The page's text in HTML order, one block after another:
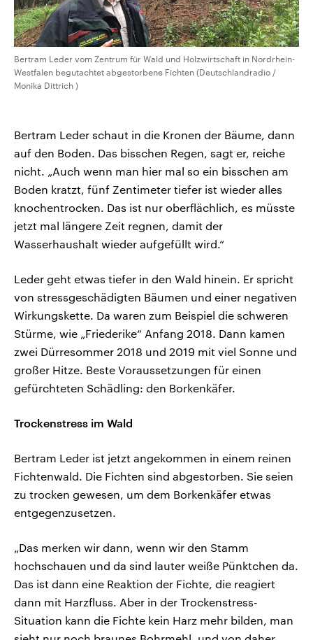
Bertram Leder vom Zentrum für Wald und Holzwirtschaft in Nordrhein-
Westfalen begutachtet abgestorbene Fichten (Deutschlandradio /
Monika Dittrich )
Bertram Leder schaut in die Kronen der Bäume, dann
auf den Boden. Das bisschen Regen, sagt er, reiche
nicht. „Auch wenn man hier mal so ein bisschen am
Boden kratzt, fünf Zentimeter tiefer ist wieder alles
knochentrocken. Das ist nur oberflächlich, es müsste
jetzt mal längere Zeit regnen, damit der
Wasserhaushalt wieder aufgefüllt wird.“
Leder geht etwas tiefer in den Wald hinein. Er spricht
von stressgeschädigten Bäumen und einer negativen
Wirkungskette. Da waren zum Beispiel die schweren
Stürme, wie „Friederike“ Anfang 2018. Dann kamen
zwei Dürresommer 2018 und 2019 mit viel Sonne und
großer Hitze. Beste Voraussetzungen für einen
gefürchteten Schädling: den Borkenkäfer.
Trockenstress im Wald
Bertram Leder ist jetzt angekommen in einem reinen
Fichtenwald. Die Fichten sind abgestorben. Sie seien
zu trocken gewesen, um dem Borkenkäfer etwas
entgegenzusetzen.
„Das merken wir dann, wenn wir den Stamm
hochschauen und da sind lauter weiße Pünktchen da.
Das ist dann eine Reaktion der Fichte, die reagiert
dann mit Harzfluss. Aber in der Trockenstress-
Situation kann die Fichte kein Harz mehr bilden, man